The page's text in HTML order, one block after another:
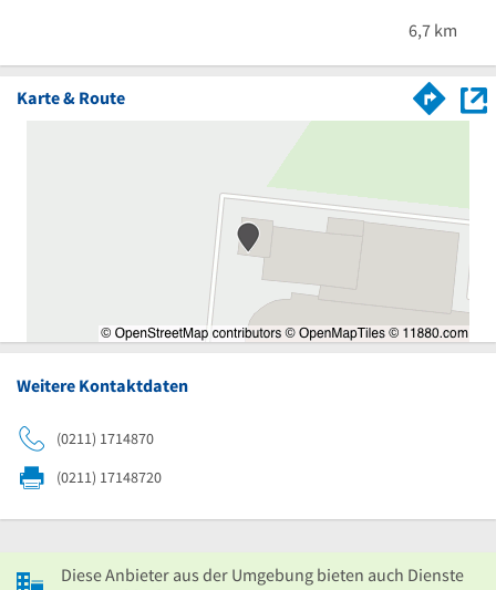
6,7 km
Karte & Route
Weitere Kontaktdaten
(0211) 1714870
(0211) 17148720
Diese Anbieter aus der Umgebung bieten auch Dienste